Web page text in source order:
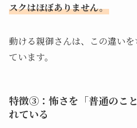
スクはほぼありません。
動ける親御さんは、この違い
ています。
特徴③：怖さを「普通のこ
れている